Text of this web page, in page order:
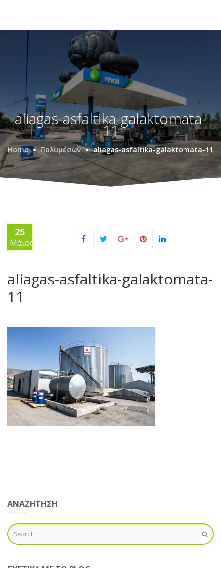
aliagas-asfaltika-galaktomata-
11
Home Πολυμέσων aliagas-asfaltika-galaktomata-11
25
Μάιος
aliagas-asfaltika-galaktomata-
11
ΑΝΑΖΗΤΗΣΗ